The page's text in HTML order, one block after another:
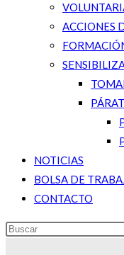
ACCIONES
NOTICIAS
BOLSA DE
CONTACTO